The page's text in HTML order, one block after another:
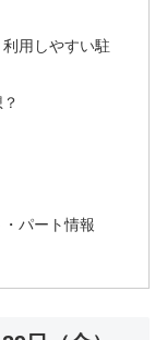
用しやすい駐
パート情報